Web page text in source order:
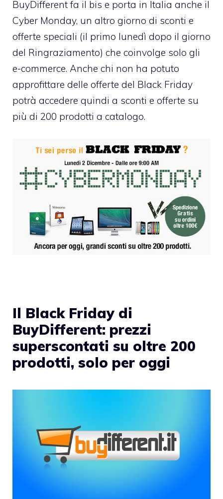
BuyDifferent fa il bis e porta in Italia anche il
Cyber Monday, un altro giorno di sconti e
offerte speciali (il primo lunedì dopo il giorno
del Ringraziamento) che coinvolge solo gli
e-commerce. Anche chi non ha potuto
approfittare delle offerte del Black Friday
potrà accedere quindi a sconti e offerte su
più di 200 prodotti a catalogo.
Il Black Friday di
BuyDifferent: prezzi
superscontati su oltre 200
prodotti, solo per oggi